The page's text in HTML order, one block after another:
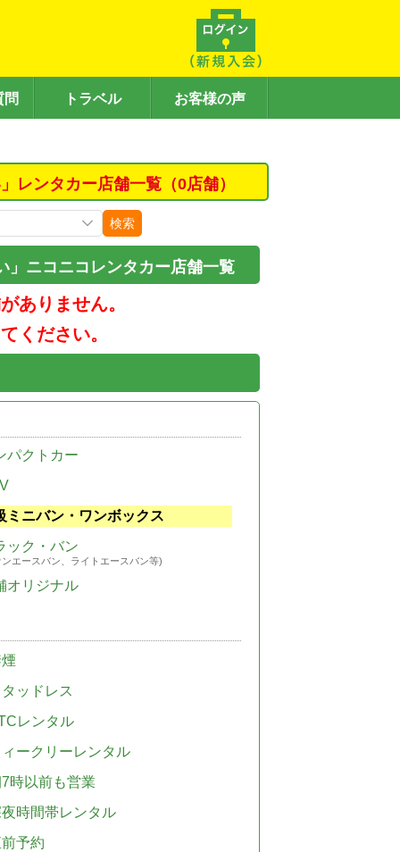
問 トラベル お客様の声
レンタカー店舗一覧（0店舗）
検索
」ニコニコレンタカー店舗一覧
ありません。
ください。
パクトカー
ミニバン・ワンボックス
ック・バン
エースバン、ライトエースバン等)
オリジナル
ッドレス
レンタル
ークリーレンタル
時以前も営業
時間帯レンタル
予約